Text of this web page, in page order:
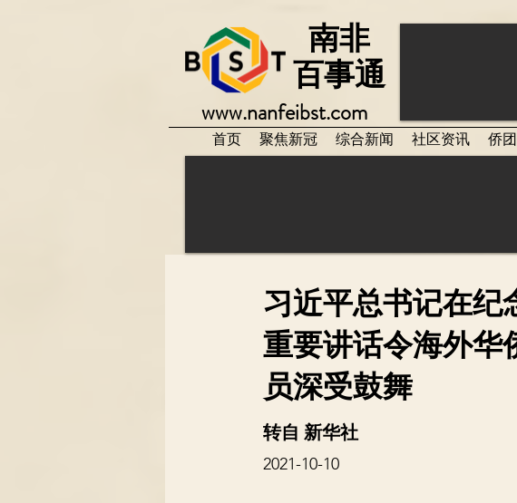
www.nanfeibst.com
百事通
南非
首页 聚焦新冠 综合新闻 社区资讯 侨
习近平总书记在纪
重要讲话令海外华
员深受鼓舞
转自 新华社
2021-10-10